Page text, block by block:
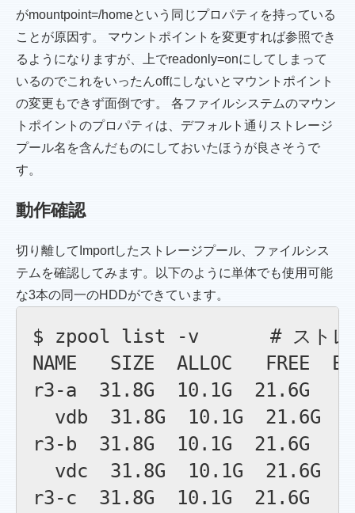
がmountpoint=/homeという同じプロパティを持っている
ことが原因す。 マウントポイントを変更すれば参照でき
るようになりますが、上でreadonly=onにしてしまって
いるのでこれをいったんoffにしないとマウントポイント
の変更もできず面倒です。 各ファイルシステムのマウン
トポイントのプロパティは、デフォルト通りストレージ
プール名を含んだものにしておいたほうが良さそうで
す。
動作確認
切り離してImportしたストレージプール、ファイルシス
テムを確認してみます。以下のように単体でも使用可能
な3本の同一のHDDができています。
$ zpool list -v　　   # ストレー
NAME   SIZE  ALLOC   FREE
r3-a  31.8G  10.1G  21.6G
vdb  31.8G  10.1G  21.6G
r3-b  31.8G  10.1G  21.6G
vdc  31.8G  10.1G  21.6G
r3-c  31.8G  10.1G  21.6G